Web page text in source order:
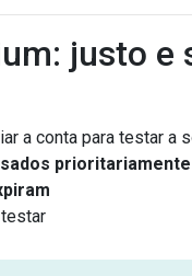
justo e
a conta para testar a
prioritariamente